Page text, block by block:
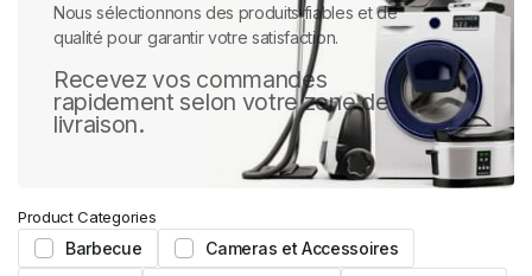
Nous sélectionnons des produits fiables et de
qualité pour garantir votre satisfaction.
Recevez vos commandes
rapidement selon votre zone de
livraison.
Product Categories
Barbecue
Cameras et Accessoires